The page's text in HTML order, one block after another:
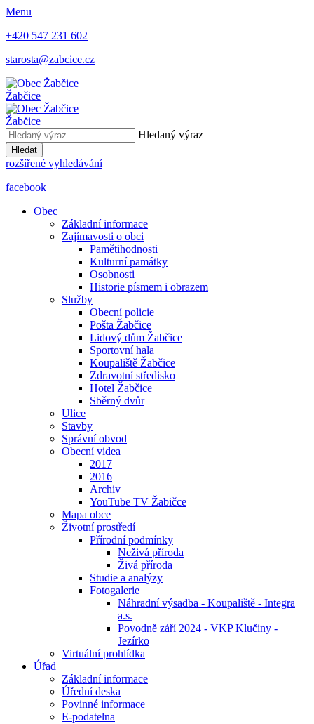
Menu
+420 547 231 602
starosta@zabcice.cz
Žabčice
Žabčice
Hledaný výraz
Hledat
rozšířené vyhledávání
facebook
Obec
Základní informace
Zajímavosti o obci
Pamětihodnosti
Kulturní památky
Osobnosti
Historie písmem i obrazem
Služby
Obecní policie
Pošta Žabčice
Lidový dům Žabčice
Sportovní hala
Koupaliště Žabčice
Zdravotní středisko
Hotel Žabčice
Sběrný dvůr
Ulice
Stavby
Správní obvod
Obecní videa
2017
2016
Archiv
YouTube TV Žabičce
Mapa obce
Životní prostředí
Přírodní podmínky
Neživá příroda
Živá příroda
Studie a analýzy
Fotogalerie
Náhradní výsadba - Koupaliště - Integra
a.s.
Povodně září 2024 - VKP Klučiny -
Jezírko
Virtuální prohlídka
Úřad
Základní informace
Úřední deska
Povinné informace
E-podatelna